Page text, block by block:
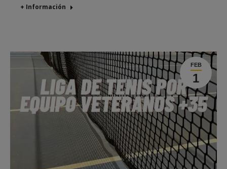
+ Información
FEB
1